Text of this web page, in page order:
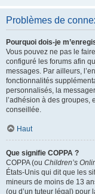
Problèmes de
Pourquoi dois-je
Vous pouvez ne pas le
configuré les forums afin
messages. Par ailleurs,
fonctionnalités
personnalisés, la
l’adhésion à des groupes,
conseillée.
Haut
Que signifie COPPA ?
COPPA (ou Children’s
États-Unis qui dit que les
mineurs de moins de 13
(ou d’un tuteur légal) pour